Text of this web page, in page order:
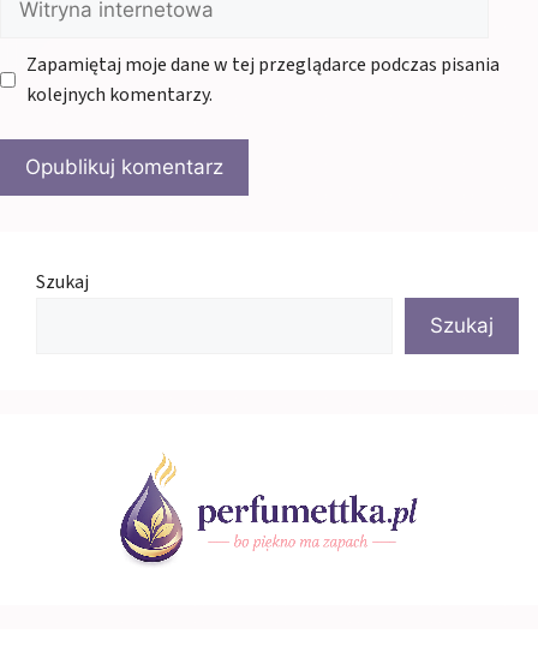
internetowa
Zapamiętaj moje dane w tej przeglądarce podczas pisania
kolejnych komentarzy.
Szukaj
Szukaj